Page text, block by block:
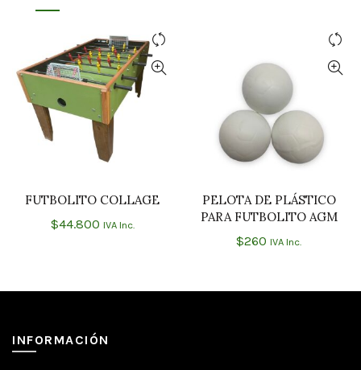
AÑADIR AL CARRITO
FUTBOLITO COLLAGE
$44.800 IVA Inc.
AÑADIR AL CARRITO
PELOTA DE PLÁSTICO
PARA FUTBOLITO AGM
$260 IVA Inc.
INFORMACIÓN